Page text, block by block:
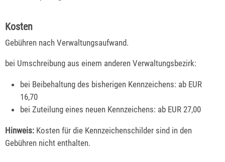
Kosten
Gebühren nach Verwaltungsaufwand.
bei Umschreibung aus einem anderen Verwaltungsbezirk:
bei Beibehaltung des bisherigen Kennzeichens: ab EUR
16,70
bei Zuteilung eines neuen Kennzeichens: ab EUR 27,00
Hinweis: Kosten für die Kennzeichenschilder sind in den
Gebühren nicht enthalten.